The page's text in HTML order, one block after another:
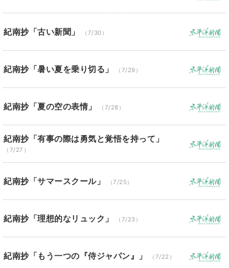
紀南抄「古い新聞」 （7/30）
紀南抄「暑い夏を乗り切る」 （7/29）
紀南抄「夏の空の表情」 （7/28）
紀南抄「有事の際は勇気と覚悟を持って」
（7/27）
紀南抄「サマースクール」 （7/25）
紀南抄「理想的なリュック」 （7/23）
紀南抄「もう一つの『侍ジャパン』」 （7/22）